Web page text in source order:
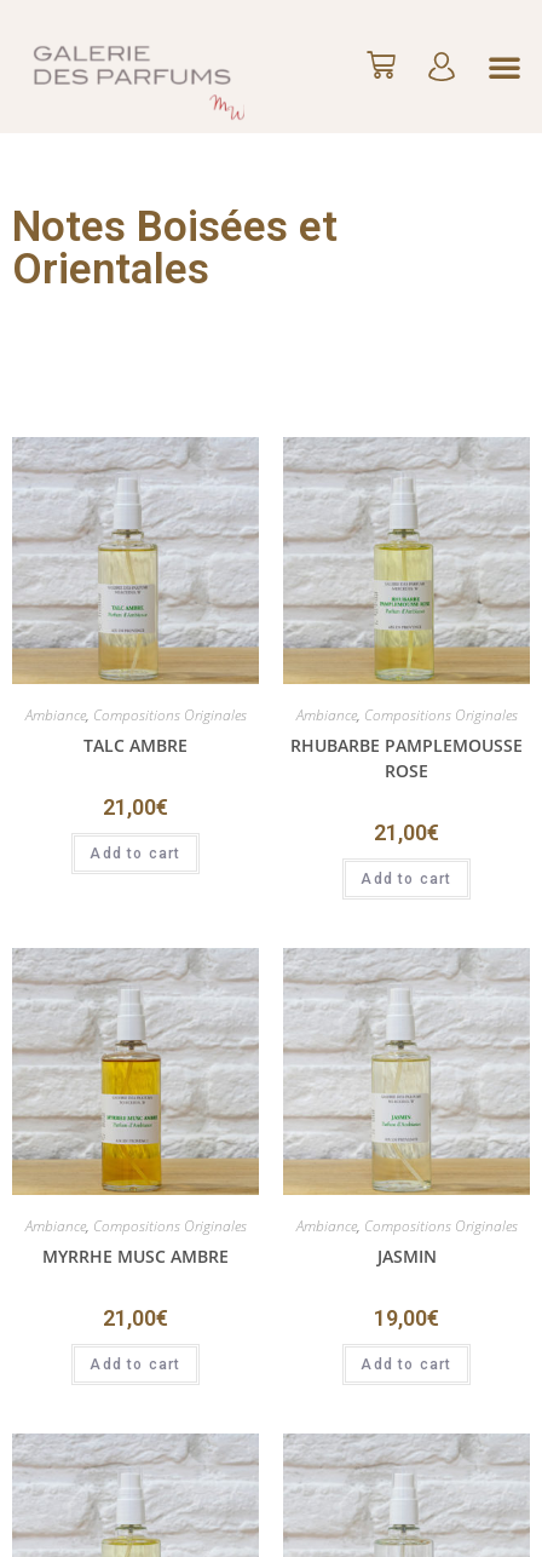
Notes Boisées et
Orientales
Ambiance, Compositions Originales
TALC AMBRE
21,00€
Add to cart
Ambiance, Compositions Originales
RHUBARBE PAMPLEMOUSSE
ROSE
21,00€
Add to cart
Ambiance, Compositions Originales
MYRRHE MUSC AMBRE
21,00€
Add to cart
Ambiance, Compositions Originales
JASMIN
19,00€
Add to cart